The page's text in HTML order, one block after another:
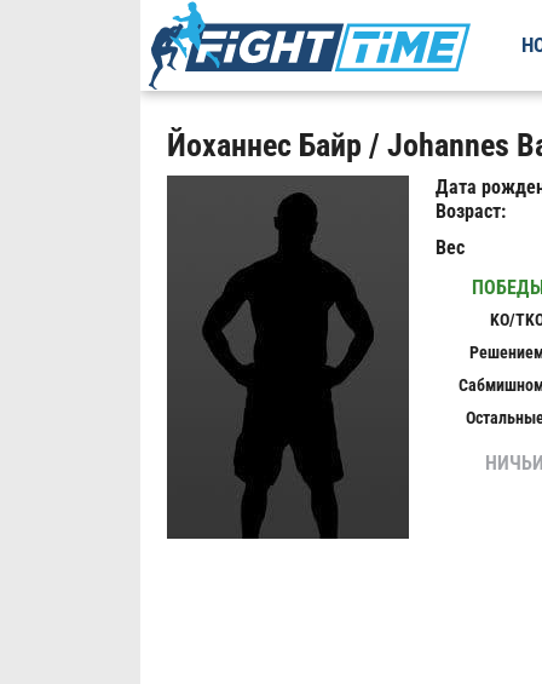
Йоханнес Байр / Johannes
Дата
Возраст:
Вес
KO/
НИЧЬИ